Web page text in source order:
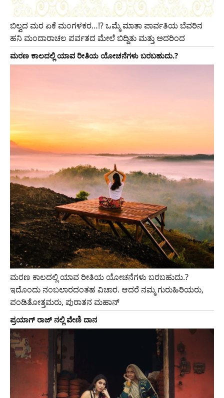
ಬಿಲ್ವದ ಮರ ಏಕೆ ಮಂಗಳಕರ…!? ಒಮ್ಮೆ ಮಾತಾ ಪಾರ್ವತಿಯ ಬೆವರಿನ
ಹನಿ ಮಂದಾರಾಚಲ ಪರ್ವತದ ಮೇಲೆ ಬಿದ್ದಿತು ಮತ್ತು ಅದರಿಂದ
ಮರಣ ಕಾಲದಲ್ಲಿ ಯಾವ ರೀತಿಯ ಯೋಚನೆಗಳು ಬರಬಹುದು.?
ಮರಣ ಕಾಲದಲ್ಲಿ ಯಾವ ರೀತಿಯ ಯೋಚನೆಗಳು ಬರಬಹುದು.?
ಇದೊಂದು ನಂಬಲಾರದಂತಹ ವಿಚಾರ. ಆದರೆ ನಮ್ಮ ಗುರುಹಿರಿಯರು,
ಪಂಡಿತೋತ್ತಮರು, ಪುರಾತನ ಮಹಾನ್
ಪ್ರಯಾಗ್ ರಾಜ್ ನಲ್ಲಿ ವೇಣಿ ದಾನ